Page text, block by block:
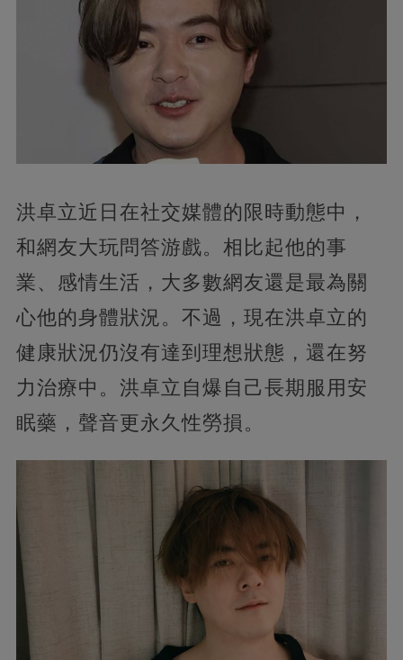
洪卓立近日在社交媒體的限時動態中，
和網友大玩問答游戲。相比起他的事
業、感情生活，大多數網友還是最為關
心他的身體狀況。不過，現在洪卓立的
健康狀況仍沒有達到理想狀態，還在努
力治療中。洪卓立自爆自己長期服用安
眠藥，聲音更永久性勞損。